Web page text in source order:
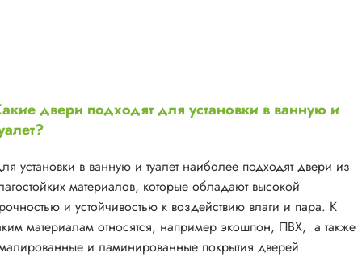
двери подходят для установки в ванную и
установки в ванную и туалет наиболее подходят двери из
материалов, которые обладают высокой
и устойчивостью к воздействию влаги и пара. К
материалам относятся, например экошпон, ПВХ, а также
и ламинированные покрытия дверей.